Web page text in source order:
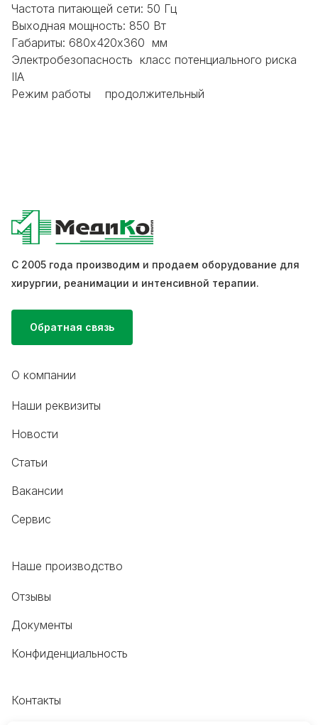
Частота питающей сети: 50 Гц
Выходная мощность: 850 Вт
Габариты: 680х420х360 мм
Электробезопасность класс потенциального риска
IIА
Режим работы продолжительный
С 2005 года производим и продаем оборудование для
хирургии, реанимации и интенсивной терапии.
Обратная связь
О компании
Наши реквизиты
Новости
Статьи
Вакансии
Сервис
Наше производство
Отзывы
Документы
Конфиденциальность
Контакты